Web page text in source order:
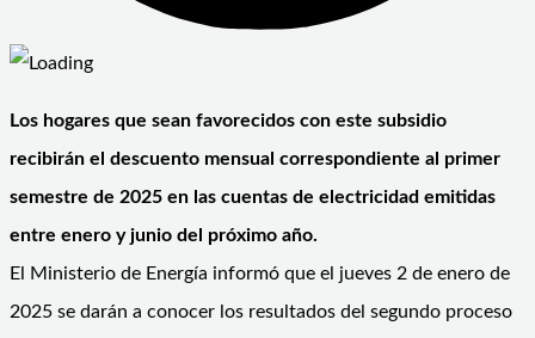
Los hogares que sean favorecidos con este subsidio
recibirán el descuento mensual correspondiente al primer
semestre de 2025 en las cuentas de electricidad emitidas
entre enero y junio del próximo año.
El Ministerio de Energía informó que el jueves 2 de enero de
2025 se darán a conocer los resultados del segundo proceso